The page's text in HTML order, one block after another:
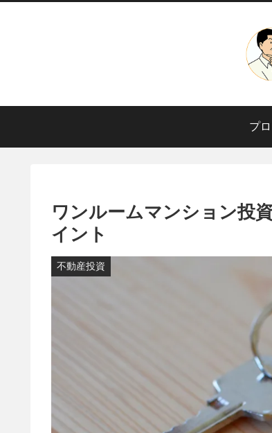
プ
ワンルームマンション投
イント
不動産投資